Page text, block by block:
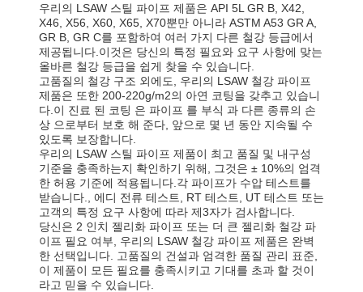
우리의 LSAW 스틸 파이프 제품은 API 5L GR B, X42,
X46, X56, X60, X65, X70뿐만 아니라 ASTM A53 GR A,
GR B, GR C를 포함하여 여러 가지 다른 철강 등급에서
제공됩니다.이것은 당신의 특정 필요와 요구 사항에 맞는
올바른 철강 등급을 쉽게 찾을 수 있습니다.
고품질의 철강 구조 외에도, 우리의 LSAW 철강 파이프
제품은 또한 200-220g/m2의 아연 코팅을 갖추고 있습니
다.이 진료 된 코팅 은 파이프 를 부식 과 다른 종류의 손
상 으로부터 보호 해 준다, 앞으로 몇 년 동안 지속될 수
있도록 보장합니다.
우리의 LSAW 스틸 파이프 제품이 최고 품질 및 내구성
기준을 충족하는지 확인하기 위해, 그것은 ± 10%의 엄격
한 허용 기준에 적용됩니다.각 파이프가 수압 테스트를
받습니다., 에디 전류 테스트, RT 테스트, UT 테스트 또는
고객의 특정 요구 사항에 따라 제3자가 검사합니다.
당신은 2 인치 젤리화 파이프 또는 더 큰 젤리화 철강 파
이프 필요 여부, 우리의 LSAW 철강 파이프 제품은 완벽
한 선택입니다. 고품질의 건설과 엄격한 품질 관리 표준,
이 제품이 모든 필요를 충족시키고 기대를 초과 할 것이
라고 믿을 수 있습니다.